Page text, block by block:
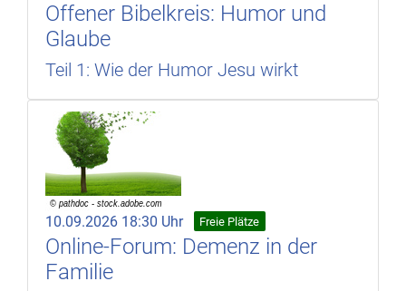
Offener Bibelkreis: Humor und
Glaube
Teil 1: Wie der Humor Jesu wirkt
10.09.2026 18:30 Uhr Freie Plätze
Online-Forum: Demenz in der
Familie